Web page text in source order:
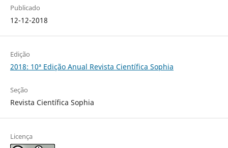
Publicado
12-12-2018
Edição
2018: 10ª Edição Anual Revista Científica Sophia
Seção
Revista Científica Sophia
Licença